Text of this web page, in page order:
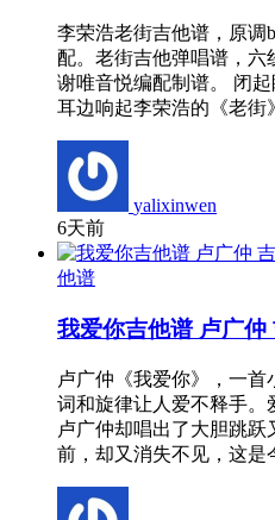
李荣浩老街吉他谱，原调
配。老街吉他弹唱谱，六
谢唯音悦编配制谱。 闭
耳边响起李荣浩的《老
yalixinwen
6天前
他谱
我爱你吉他谱 卢广
卢广仲《我爱你》，一
词和旋律让人爱不释手。
卢广仲却唱出了大胆跳
前，却又消失不见，这